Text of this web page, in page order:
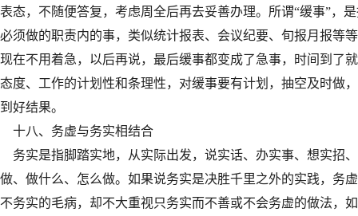
表态，不随便答复，考虑周全后再去妥善办理。所谓“缓事”，
必须做的职责内的事，类似统计报表、会议纪要、旬报月报等
现在不用着急，以后再说，最后缓事都变成了急事，时间到了
态度、工作的计划性和条理性，对缓事要有计划，抽空及时做
到好结果。
十八、务虚与务实相结合
务实是指脚踏实地，从实际出发，说实话、办实事、想实招
做、做什么、怎么做。如果说务实是决胜千里之外的实践，务
不务实的毛病，却不大重视只务实而不善或不会务虚的做法，